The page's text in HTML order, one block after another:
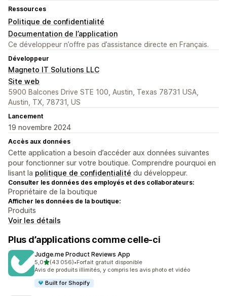
Ressources
Politique de confidentialité
Documentation de l’application
Ce développeur n’offre pas d’assistance directe en Français.
Développeur
Magneto IT Solutions LLC
Site web
5900 Balcones Drive STE 100, Austin, Texas 78731 USA,
Austin, TX, 78731, US
Lancement
19 novembre 2024
Accès aux données
Cette application a besoin d’accéder aux données suivantes
pour fonctionner sur votre boutique. Comprendre pourquoi en
lisant la politique de confidentialité du développeur.
Consulter les données des employés et des collaborateurs:
Propriétaire de la boutique
Afficher les données de la boutique:
Produits
Voir les détails
Plus d’applications comme celle-ci
Judge.me Product Reviews App
5,0étoile(s) sur 5
(43 056)
43056 avis au total
•Forfait gratuit disponible
Avis de produits illimités, y compris les avis photo et vidéo
Built for Shopify